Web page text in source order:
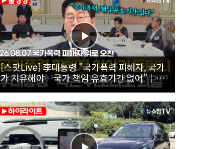
[스팟Live] 李대통령 "국가폭력 피해자, 국가
가 치유해야…국가 책임 유효기간 없어"｜
26.08.07 국가폭력 피해자 위로 오찬